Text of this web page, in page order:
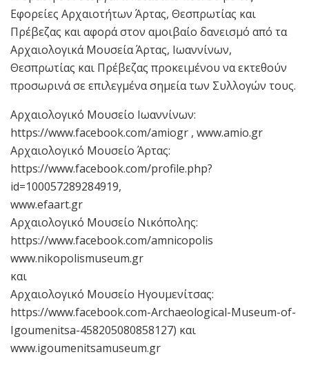
Εφορείες Αρχαιοτήτων Άρτας, Θεσπρωτίας και
Πρέβεζας και αφορά στον αμοιβαίο δανεισμό από τα
Αρχαιολογικά Μουσεία Άρτας, Ιωαννίνων,
Θεσπρωτίας και Πρέβεζας προκειμένου να εκτεθούν
προσωρινά σε επιλεγμένα σημεία των Συλλογών τους.
Αρχαιολογικό Μουσείο Ιωαννίνων:
https://www.facebook.com/amiogr , www.amio.gr
Αρχαιολογικό Μουσείο Άρτας:
https://www.facebook.com/profile.php?
id=100057289284919,
www.efaart.gr
Αρχαιολογικό Μουσείο Νικόπολης:
https://www.facebook.com/amnicopolis
www.nikopolismuseum.gr
και
Αρχαιολογικό Μουσείο Ηγουμενίτσας:
https://www.facebook.com-Archaeological-Museum-of-
Igoumenitsa-458205080858127) και
www.igoumenitsamuseum.gr